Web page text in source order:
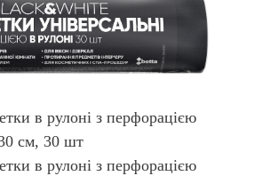
в рулоні з перфорацією
см, 30 шт
в рулоні з перфорацією